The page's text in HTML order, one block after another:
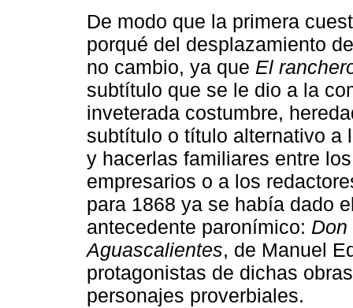
De modo que la primera
porqué del desplazamiento
no cambio, ya que El
subtítulo que se le dio a la
inveterada costumbre,
subtítulo o título alternativo a
y hacerlas familiares entre
empresarios o a los
para 1868 ya se había dado
antecedente paronímico:
Aguascalientes, de Manuel
protagonistas de dichas
personajes proverbiales.